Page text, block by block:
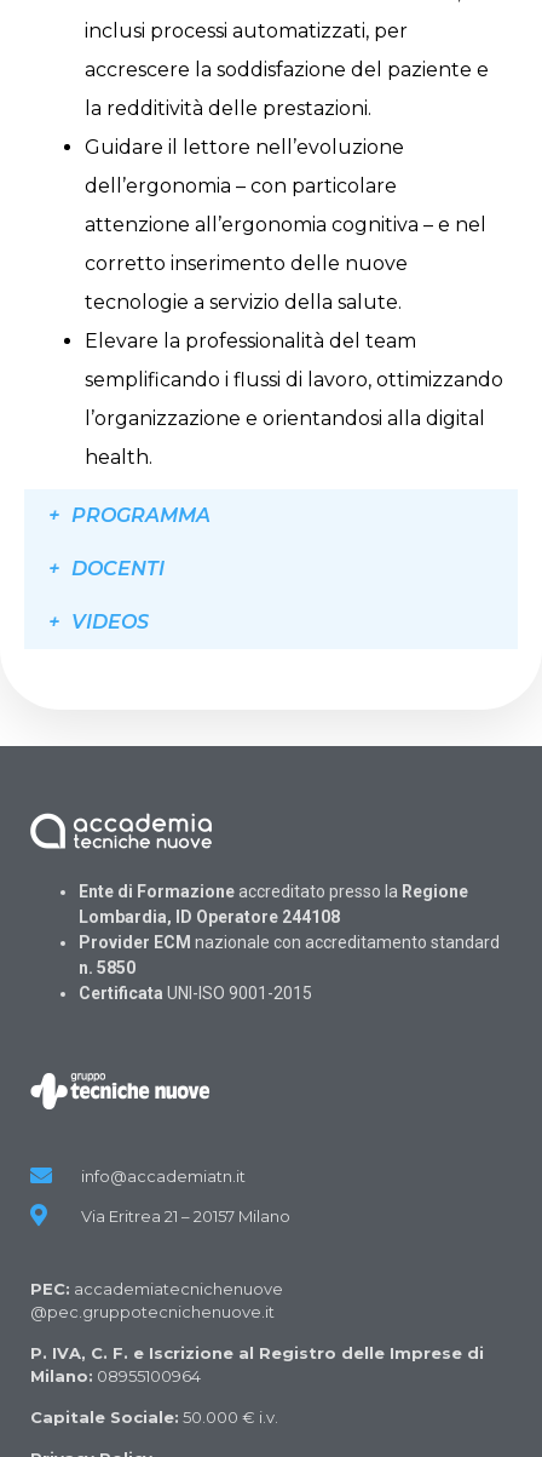
inclusi processi automatizzati, per
accrescere la soddisfazione del paziente e
la redditività delle prestazioni.
Guidare il lettore nell’evoluzione
dell’ergonomia – con particolare
attenzione all’ergonomia cognitiva – e nel
corretto inserimento delle nuove
tecnologie a servizio della salute.
Elevare la professionalità del team
semplificando i flussi di lavoro, ottimizzando
l’organizzazione e orientandosi alla digital
health.
PROGRAMMA
DOCENTI
VIDEOS
Ente di Formazione accreditato presso la Regione
Lombardia, ID Operatore 244108
Provider ECM nazionale con accreditamento standard
n. 5850
Certificata UNI-ISO 9001-2015
info@accademiatn.it
Via Eritrea 21 – 20157 Milano
PEC: accademiatecnichenuove
@pec.gruppotecnichenuove.it
P. IVA, C. F. e Iscrizione al Registro delle Imprese di
Milano: 08955100964
Capitale Sociale: 50.000 € i.v.